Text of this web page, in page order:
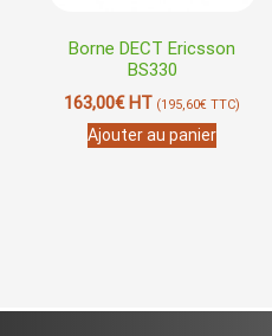
Borne DECT Ericsson
BS330
163,00€HT (195,60€ TTC)
Ajouter au panier